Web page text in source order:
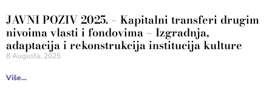
JAVNI POZIV 2025. – Kapitalni transferi drugim
nivoima vlasti i fondovima – Izgradnja,
adaptacija i rekonstrukcija institucija kulture
8 Augusta, 2025
Više...